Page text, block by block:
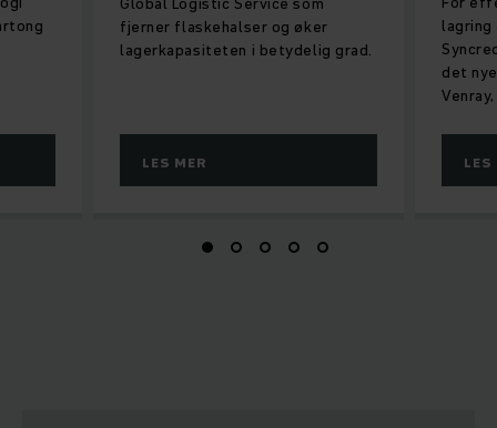
fjerner flaskehalser og øker
lagerkapasiteten i betydelig grad.
LES MER
det
LES